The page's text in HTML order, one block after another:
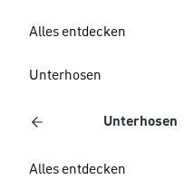
Alles entdecken
Unterhosen
Unterhosen
Alles entdecken